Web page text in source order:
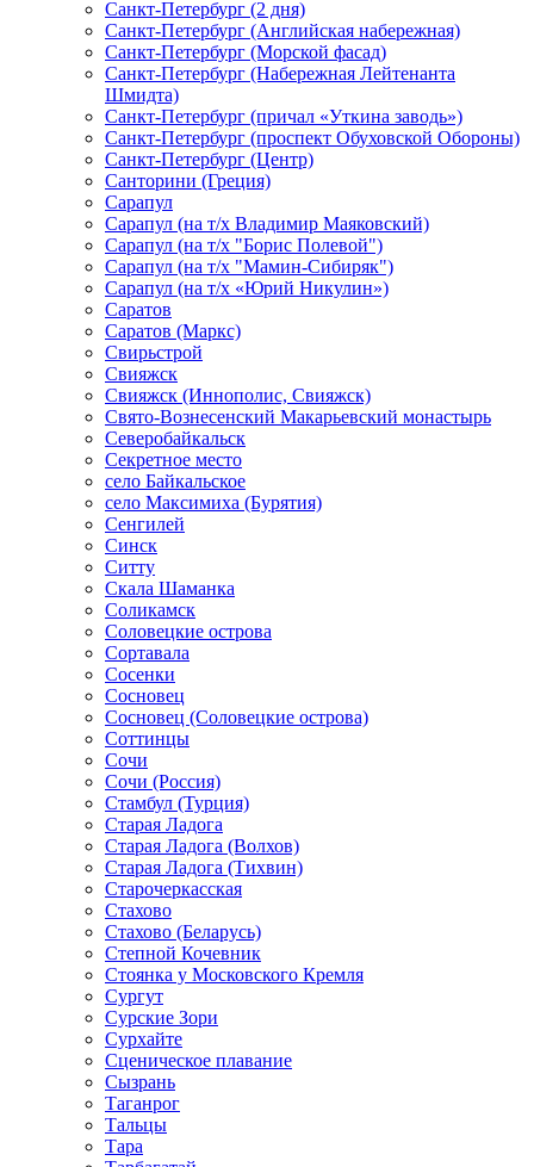
Санкт-Петербург (2 дня)
Санкт-Петербург (Английская набережная)
Санкт-Петербург (Морской фасад)
Санкт-Петербург (Набережная Лейтенанта
Шмидта)
Санкт-Петербург (причал «Уткина заводь»)
Санкт-Петербург (проспект Обуховской Обороны)
Санкт-Петербург (Центр)
Санторини (Греция)
Сарапул
Сарапул (на т/х Владимир Маяковский)
Сарапул (на т/х "Борис Полевой")
Сарапул (на т/х "Мамин-Сибиряк")
Сарапул (на т/х «Юрий Никулин»)
Саратов
Саратов (Маркс)
Свирьстрой
Свияжск
Свияжск (Иннополис, Свияжск)
Свято-Вознесенский Макарьевский монастырь
Северобайкальск
Секретное место
село Байкальское
село Максимиха (Бурятия)
Сенгилей
Синск
Ситту
Скала Шаманка
Соликамск
Соловецкие острова
Сортавала
Сосенки
Сосновец
Сосновец (Соловецкие острова)
Соттинцы
Сочи
Сочи (Россия)
Стамбул (Турция)
Старая Ладога
Старая Ладога (Волхов)
Старая Ладога (Тихвин)
Старочеркасская
Стахово
Стахово (Беларусь)
Степной Кочевник
Стоянка у Московского Кремля
Сургут
Сурские Зори
Сурхайте
Сценическое плавание
Сызрань
Таганрог
Тальцы
Тара